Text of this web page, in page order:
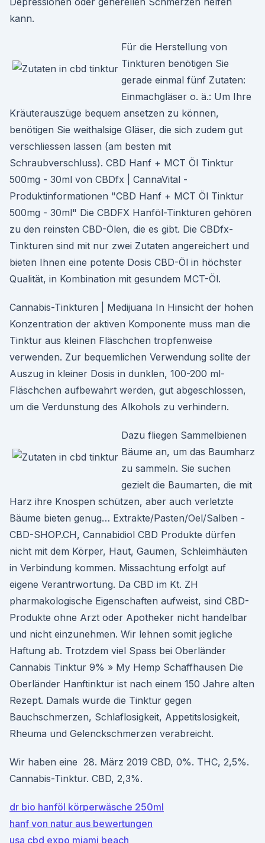
kann.
Für die Herstellung von
Tinkturen benötigen Sie
gerade einmal fünf Zutaten:
Einmachgläser o. ä.: Um Ihre
Kräuterauszüge bequem ansetzen zu können,
benötigen Sie weithalsige Gläser, die sich zudem gut
verschliessen lassen (am besten mit
Schraubverschluss). CBD Hanf + MCT Öl Tinktur
500mg - 30ml von CBDfx | CannaVital -
Produktinformationen "CBD Hanf + MCT Öl Tinktur
500mg - 30ml" Die CBDFX Hanföl-Tinkturen gehören
zu den reinsten CBD-Ölen, die es gibt. Die CBDfx-
Tinkturen sind mit nur zwei Zutaten angereichert und
bieten Ihnen eine potente Dosis CBD-Öl in höchster
Qualität, in Kombination mit gesundem MCT-Öl.
Cannabis-Tinkturen | Medijuana In Hinsicht der hohen
Konzentration der aktiven Komponente muss man die
Tinktur aus kleinen Fläschchen tropfenweise
verwenden. Zur bequemlichen Verwendung sollte der
Auszug in kleiner Dosis in dunklen, 100-200 ml-
Fläschchen aufbewahrt werden, gut abgeschlossen,
um die Verdunstung des Alkohols zu verhindern.
Dazu fliegen Sammelbienen
Bäume an, um das Baumharz
zu sammeln. Sie suchen
gezielt die Baumarten, die mit
Harz ihre Knospen schützen, aber auch verletzte
Bäume bieten genug… Extrakte/Pasten/Oel/Salben -
CBD-SHOP.CH, Cannabidiol CBD Produkte dürfen
nicht mit dem Körper, Haut, Gaumen, Schleimhäuten
in Verbindung kommen. Missachtung erfolgt auf
eigene Verantrwortung. Da CBD im Kt. ZH
pharmakologische Eigenschaften aufweist, sind CBD-
Produkte ohne Arzt oder Apotheker nicht handelbar
und nicht einzunehmen. Wir lehnen somit jegliche
Haftung ab. Trotzdem viel Spass bei Oberländer
Cannabis Tinktur 9% » My Hemp Schaffhausen Die
Oberländer Hanftinktur ist nach einem 150 Jahre alten
Rezept. Damals wurde die Tinktur gegen
Bauchschmerzen, Schlaflosigkeit, Appetitslosigkeit,
Rheuma und Gelenckschmerzen verabreicht.
Wir haben eine 28. März 2019 CBD, 0%. THC, 2,5%.
Cannabis-Tinktur. CBD, 2,3%.
dr bio hanföl körperwäsche 250ml
hanf von natur aus bewertungen
usa cbd expo miami beach